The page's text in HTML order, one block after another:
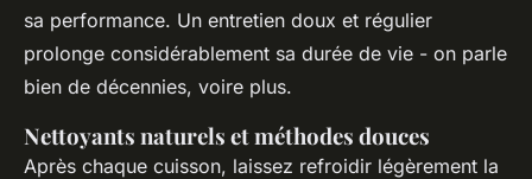
sa performance. Un entretien doux et régulier
prolonge considérablement sa durée de vie - on parle
bien de décennies, voire plus.
Nettoyants naturels et méthodes douces
Après chaque cuisson, laissez refroidir légèrement la